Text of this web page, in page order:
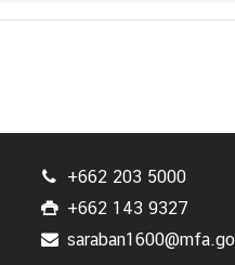
+662 203 5000
+662 143 9327